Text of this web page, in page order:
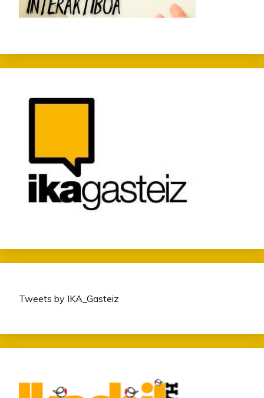
Tweets by IKA_Gasteiz